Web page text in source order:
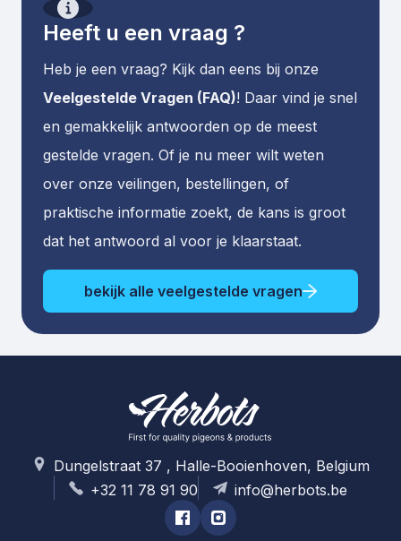
Heeft u een vraag ?
Heb je een vraag? Kijk dan eens bij onze
Veelgestelde Vragen (FAQ)! Daar vind je snel
en gemakkelijk antwoorden op de meest
gestelde vragen. Of je nu meer wilt weten
over onze veilingen, bestellingen, of
praktische informatie zoekt, de kans is groot
dat het antwoord al voor je klaarstaat.
bekijk alle veelgestelde vragen
Dungelstraat 37 , Halle-Booienhoven, Belgium
+32 11 78 91 90
info@herbots.be